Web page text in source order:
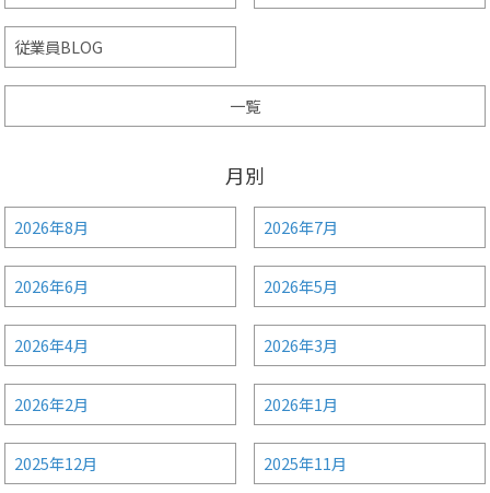
従業員BLOG
一覧
月別
2026年8月 2026年7月
2026年6月 2026年5月
2026年4月 2026年3月
2026年2月 2026年1月
2025年12月 2025年11月